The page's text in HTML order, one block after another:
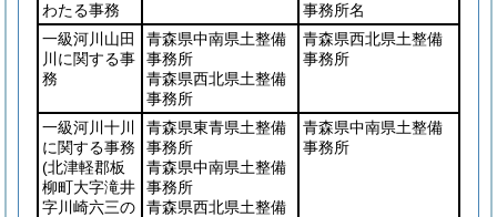
わたる事務
事務所名
一級河川山田
川に関する事
務
青森県中南県土整備
事務所
青森県西北県土整備
事務所
青森県西北県土整備
事務所
一級河川十川
に関する事務
(北津軽郡板
柳町大字滝井
字川崎六三の
青森県東青県土整備
事務所
青森県中南県土整備
事務所
青森県西北県土整備
青森県中南県土整備
事務所